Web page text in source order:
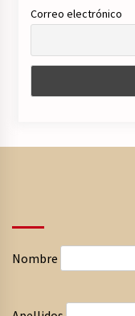
Correo electrónico
Nombre